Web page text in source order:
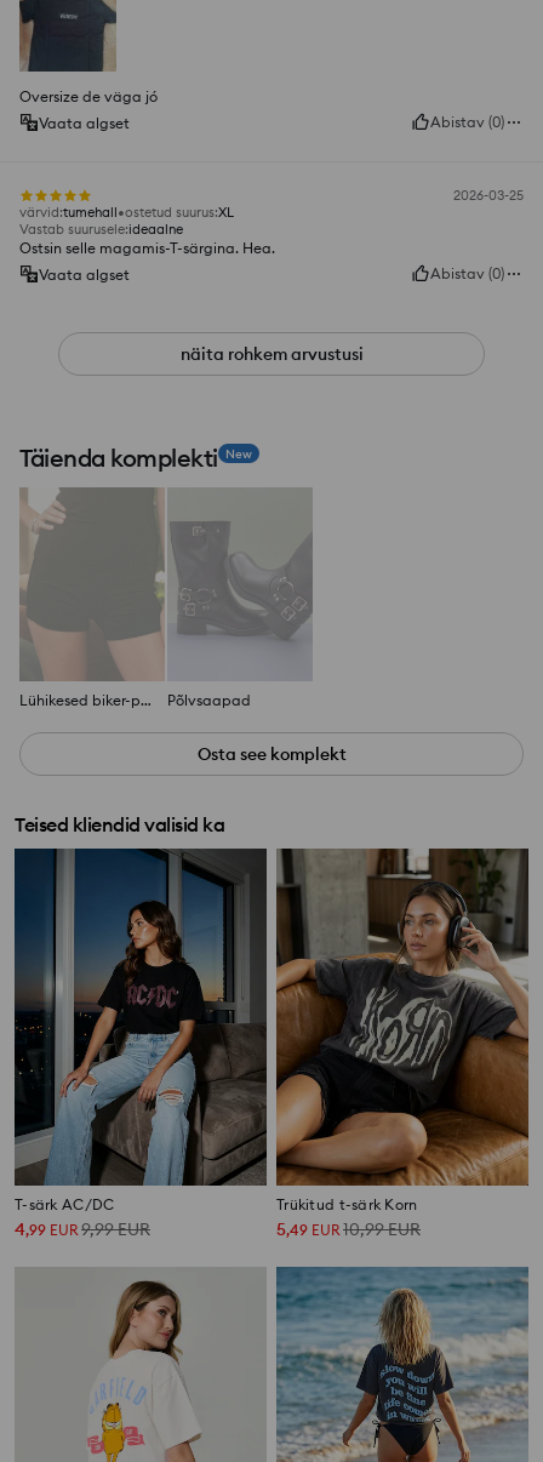
Oversize de väga jó
Vaata algset
Abistav (0)
2026-03-25
värvid:tumehall ostetud suurus:XL
Vastab suurusele:ideaalne
Ostsin selle magamis-T-särgina. Hea.
Vaata algset
Abistav (0)
näita rohkem arvustusi
Täienda komplekti New
Lühikesed biker-püksid Põlvsaapad
Osta see komplekt
Teised kliendid valisid ka
T-särk AC/DC
4,99 EUR9,99EUR
Trükitud t-särk Korn
5,49 EUR10,99EUR